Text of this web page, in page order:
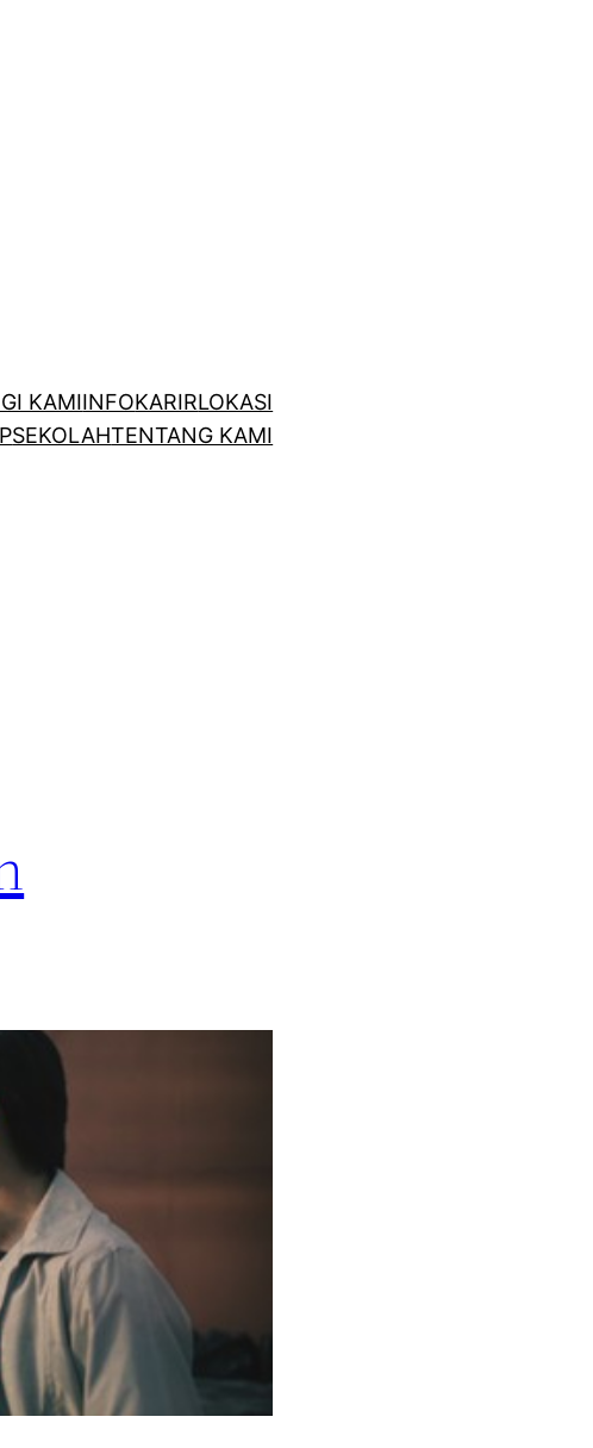
KAMIINFOKARIRLOKASI
SEKOLAHTENTANG KAMI